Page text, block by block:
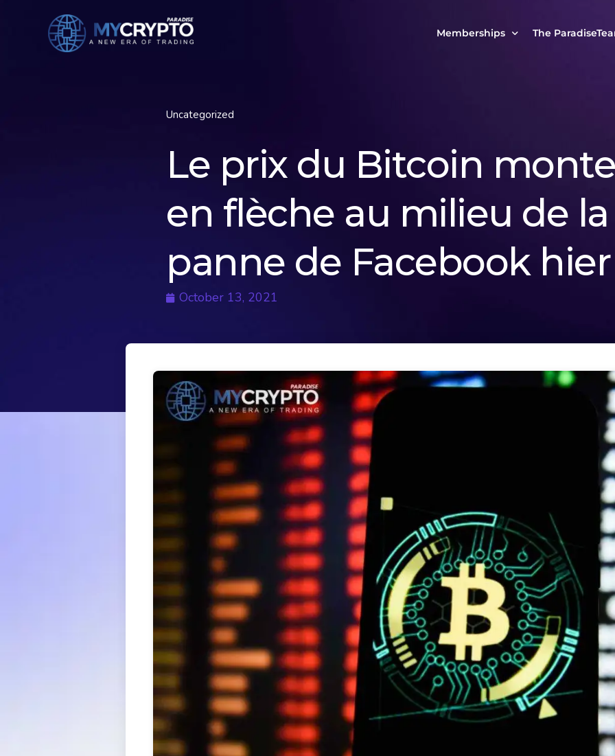
Memberships
PRO Paradiser
MCP MasterClass
ParadiseFamilyVIP Crypto
The
ParadiseFamilyVIPs
Uncategorized
Le prix du Bitcoin monte
en flèche au milieu de la
panne de Facebook hier
October 13, 2021